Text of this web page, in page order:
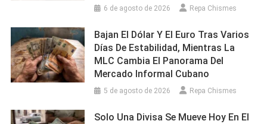
6 de agosto de 2026 Repa Chismes
Bajan El Dólar Y El Euro Tras Varios
Días De Estabilidad, Mientras La
MLC Cambia El Panorama Del
Mercado Informal Cubano
5 de agosto de 2026 Repa Chismes
Solo Una Divisa Se Mueve Hoy En El